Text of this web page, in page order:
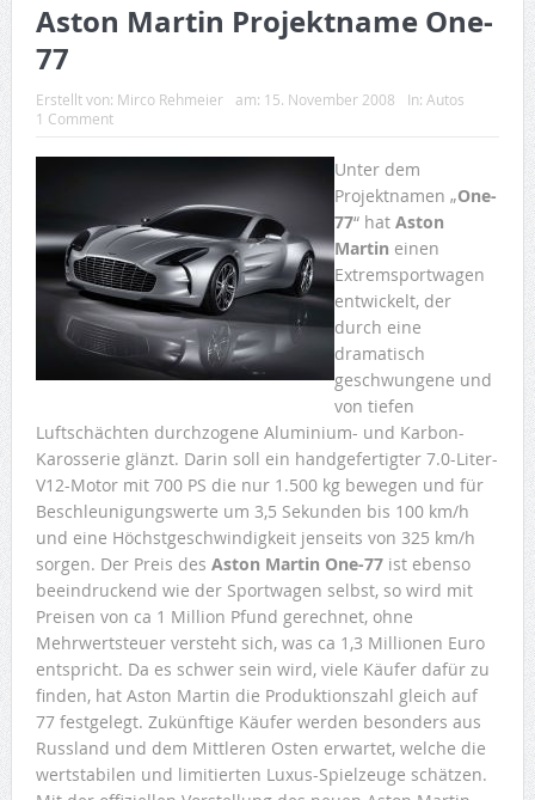
Aston Martin Projektname One-
77
Erstellt von: Mirco Rehmeier am: 15. November 2008 In: Autos
1 Comment
Unter dem
Projektnamen „One-
77“ hat Aston
Martin einen
Extremsportwagen
entwickelt, der
durch eine
dramatisch
geschwungene und
von tiefen
Luftschächten durchzogene Aluminium- und Karbon-
Karosserie glänzt. Darin soll ein handgefertigter 7.0-Liter-
V12-Motor mit 700 PS die nur 1.500 kg bewegen und für
Beschleunigungswerte um 3,5 Sekunden bis 100 km/h
und eine Höchstgeschwindigkeit jenseits von 325 km/h
sorgen. Der Preis des Aston Martin One-77ist ebenso
beeindruckend wie der Sportwagen selbst, so wird mit
Preisen von ca 1 Million Pfund gerechnet, ohne
Mehrwertsteuer versteht sich, was ca 1,3 Millionen Euro
entspricht. Da es schwer sein wird, viele Käufer dafür zu
finden, hat Aston Martin die Produktionszahl gleich auf
77 festgelegt. Zukünftige Käufer werden besonders aus
Russland und dem Mittleren Osten erwartet, welche die
wertstabilen und limitierten Luxus-Spielzeuge schätzen.